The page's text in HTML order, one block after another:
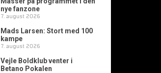
nye fanzone
7. august 2026
Mads Larsen: Stort med 100
kampe
7. august 2026
Vejle Boldklub venter i
Betano Pokalen